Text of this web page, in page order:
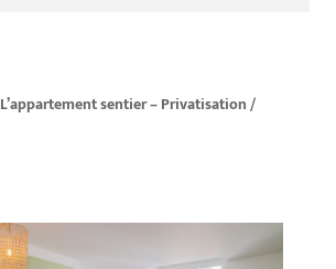
L’appartement sentier – Privatisation /